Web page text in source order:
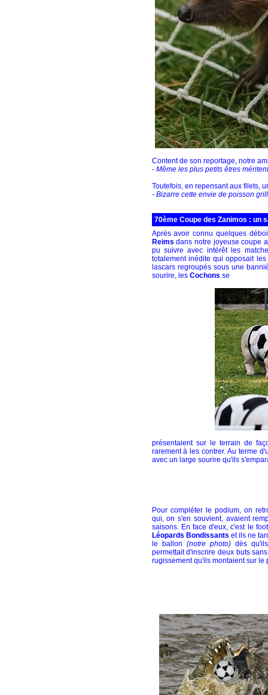
Content de son reportage, notre
- Même les plus petits êtres
Toutefois, en repensant aux filets,
- Bizarre cette envie de poisson
70ème Coupe des Zanimos : un
Après avoir connu quelques
Reims dans notre joyeuse coupe
pu suivre avec intérêt les
totalement inédite qui opposait
lascars regroupés sous une
sourire, les Cochons se
présentaient sur le terrain de
rarement à les contrer. Au terme
avec un large sourire qu'ils
Pour compléter le podium, on
qui, on s'en souvient, avaient
saisons. En face d'eux, c'est le
Léopards Bondissants et ils ne
le ballon (notre photo) dès
permettait d'inscrire deux buts
rugissement qu'ils montaient sur le